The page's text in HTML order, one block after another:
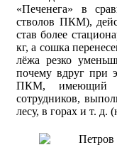
«Печенега» в
стволов ПКМ),
став более
кг, а сошка
лёжа резко
почему вдруг при
ПКМ, имеющий
сотрудников,
лесу, в горах и т. д.